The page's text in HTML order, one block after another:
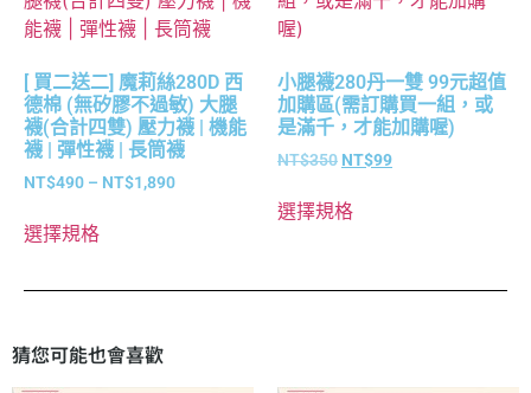
[ 買二送二] 魔莉絲280D 西
德棉 (無矽膠不過敏) 大腿
襪(合計四雙) 壓力襪 | 機能
襪 | 彈性襪 | 長筒襪
NT$490 – NT$1,890
選擇規格
小腿襪280丹一雙 99元超值
加購區(需訂購買一組，或
是滿千，才能加購喔)
NT$350 NT$99
選擇規格
猜您可能也會喜歡